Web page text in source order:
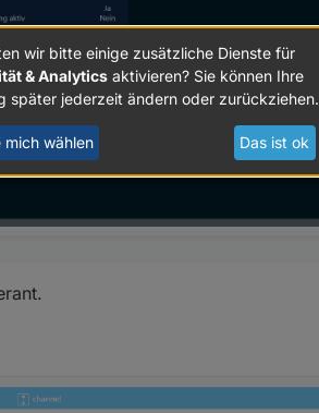
wir bitte einige zusätzliche Dienste für
& Analytics aktivieren? Sie können Ihre
später jederzeit ändern oder zurückziehen.
mich wählen Das ist ok